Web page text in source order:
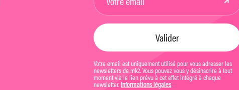
Votre email est uniquement utilisé pour vous adresser les
newsletters de mk2. Vous pouvez vous y désinscrire à tout
moment via le lien prévu à cet effet intégré à chaque
newsletter. Informations légales